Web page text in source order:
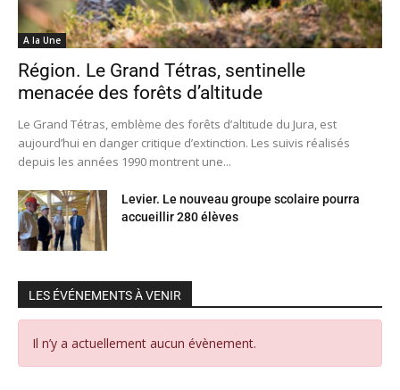
A la Une
Région. Le Grand Tétras, sentinelle
menacée des forêts d’altitude
Le Grand Tétras, emblème des forêts d’altitude du Jura, est
aujourd’hui en danger critique d’extinction. Les suivis réalisés
depuis les années 1990 montrent une...
Levier. Le nouveau groupe scolaire pourra
accueillir 280 élèves
LES ÉVÉNEMENTS À VENIR
Il n’y a actuellement aucun évènement.